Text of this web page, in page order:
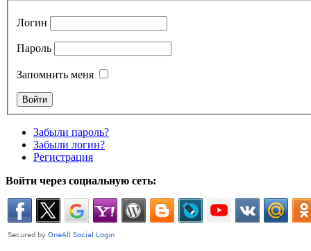
Логин
Пароль
Запомнить меня
Забыли пароль?
Забыли логин?
Регистрация
Войти через социальную сеть: